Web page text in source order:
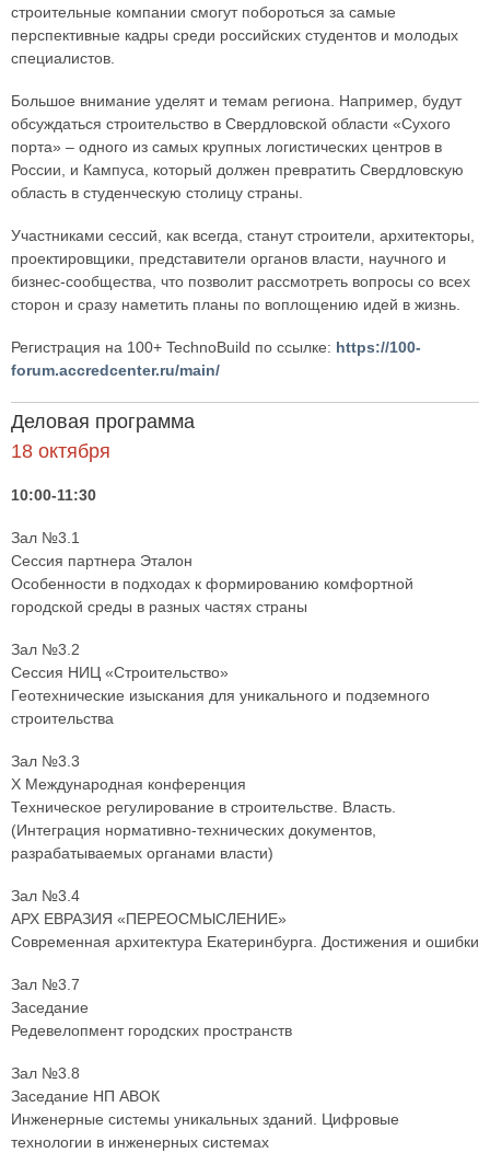
строительные компании смогут побороться за самые
перспективные кадры среди российских студентов и молодых
специалистов.
Большое внимание уделят и темам региона. Например, будут
обсуждаться строительство в Свердловской области «Сухого
порта» – одного из самых крупных логистических центров в
России, и Кампуса, который должен превратить Свердловскую
область в студенческую столицу страны.
Участниками сессий, как всегда, станут строители, архитекторы,
проектировщики, представители органов власти, научного и
бизнес-сообщества, что позволит рассмотреть вопросы со всех
сторон и сразу наметить планы по воплощению идей в жизнь.
Регистрация на 100+ TechnoBuild по ссылке: https://100-
forum.accredcenter.ru/main/
Деловая программа
18 октября
10:00-11:30
Зал №3.1
Сессия партнера Эталон
Особенности в подходах к формированию комфортной
городской среды в разных частях страны
Зал №3.2
Сессия НИЦ «Строительство»
Геотехнические изыскания для уникального и подземного
строительства
Зал №3.3
X Международная конференция
Техническое регулирование в строительстве. Власть.
(Интеграция нормативно-технических документов,
разрабатываемых органами власти)
Зал №3.4
АРХ ЕВРАЗИЯ «ПЕРЕОСМЫСЛЕНИЕ»
Современная архитектура Екатеринбурга. Достижения и ошибки
Зал №3.7
Заседание
Редевелопмент городских пространств
Зал №3.8
Заседание НП АВОК
Инженерные системы уникальных зданий. Цифровые
технологии в инженерных системах